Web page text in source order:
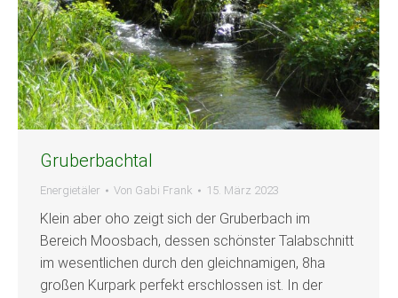
Gruberbachtal
Energietäler Von Gabi Frank 15. März 2023
Klein aber oho zeigt sich der Gruberbach im
Bereich Moosbach, dessen schönster Talabschnitt
im wesentlichen durch den gleichnamigen, 8ha
großen Kurpark perfekt erschlossen ist. In der